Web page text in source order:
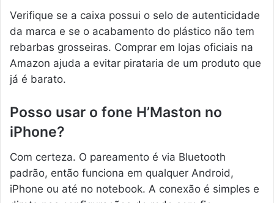
Verifique se a caixa possui o selo de autenticidade
da marca e se o acabamento do plástico não tem
rebarbas grosseiras. Comprar em lojas oficiais na
Amazon ajuda a evitar pirataria de um produto que
já é barato.
Posso usar o fone H’Maston no
iPhone?
Com certeza. O pareamento é via Bluetooth
padrão, então funciona em qualquer Android,
iPhone ou até no notebook. A conexão é simples e